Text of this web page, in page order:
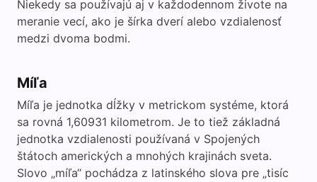
Niekedy sa používajú aj v každodennom živote na
meranie vecí, ako je šírka dverí alebo vzdialenosť
medzi dvoma bodmi.
Míľa
Míľa je jednotka dĺžky v metrickom systéme, ktorá
sa rovná 1,60931 kilometrom. Je to tiež základná
jednotka vzdialenosti používaná v Spojených
štátoch amerických a mnohých krajinách sveta.
Slovo „míľa“ pochádza z latinského slova pre „tisíc